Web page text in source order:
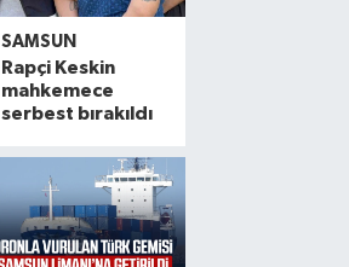
SAMSUN
Rapçi Keskin
mahkemece
serbest bırakıldı